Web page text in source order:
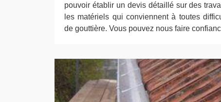
pouvoir établir un devis détaillé sur des
les matériels qui conviennent à toutes
de gouttière. Vous pouvez nous faire